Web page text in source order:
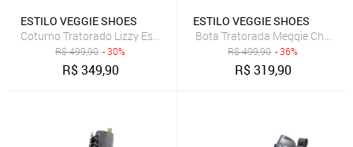
ESTILO VEGGIE SHOES
Coturno Tratorado Lizzy Estilo Veggie Preto
R$499,90 - 30%
R$349,90
ESTILO VEGGIE SHOES
Bota Tratorada Meggie Chelsea
R$499,90 - 36%
R$319,90